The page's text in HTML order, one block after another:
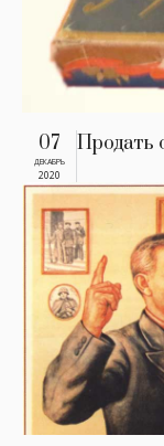
07
ДЕКАБРЬ
2020
Продать